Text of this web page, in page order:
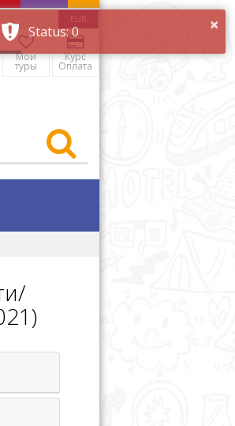
EUR
Мои
туры
Курс
Оплата
×
Status: 0